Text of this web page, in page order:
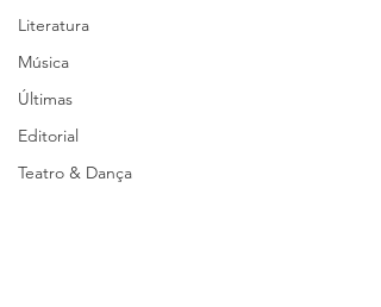
Literatura
Música
Últimas
Editorial
Teatro & Dança